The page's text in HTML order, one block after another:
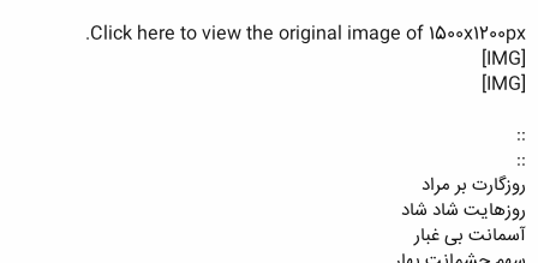
Click here to view the original image of 1500x1200px.
[IMG]
[IMG]
::
::
روزگارت بر مراد
روزهایت شاد شاد
آسمانت بی غبار